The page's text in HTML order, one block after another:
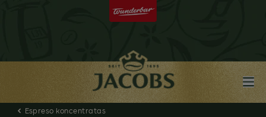
Espreso koncentratas